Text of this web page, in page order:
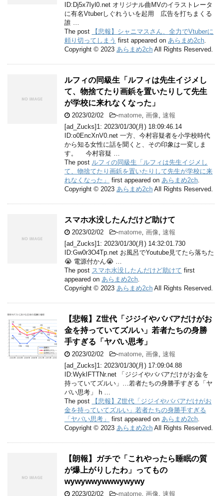
ID:Dj5x7Iyl0.net オリジナル曲MVのイラストレータ
に有名Vtuberしぐれういを起用 広告を打ちまくる
誰 …
The post
【悲報】シャニマスさん、全力でVtuberに
頼り切ってしまう first appeared on あらまめ2ch
Copyright © 2023 あらまめ2ch All Rights Reserved.
ルフィの同級生「ルフィは先生イジメし
て、物捨てたり画鋲を置いたりして先生
が学校に来れなくなった」
2023/02/02 -matome 画像 速報
[ad_Zucks]1: 2023/01/30(月) 18:09:46.14
ID:o0EncXnV0.net 一方、今村容疑者を小学校時代
から知る女性に話を聞くと、その印象は一変しま
す。 今村容疑 …
The post ルフィの同級生「ルフィは先生イジメし
て、物捨てたり画鋲を置いたりして先生が学校に来
れなくなった」
first appeared on あらまめ2ch
Copyright © 2023 あらまめ2ch All Rights Reserved.
スマホ水没したんだけど助けて
2023/02/02 -matome 画像 速報
[ad_Zucks]1: 2023/01/30(月) 14:32:01.730
ID:Gw0r3O4Tp.net お風呂でYoutube見てたら落ちた
😭 電源付かん😭 …
The post スマホ水没したんだけど助けて first
appeared on あらまめ2ch
Copyright © 2023 あらまめ2ch All Rights Reserved.
【悲報】Z世代「ジジイやババアだけがお
金を持っていてズルい」若者たちの身勝
手すぎる「ヤバい思考」
2023/02/02 -matome 画像 速報
[ad_Zucks]1: 2023/01/30(月) 17:09:04.88
ID:WykIFTTNr.net 「ジジイやババアだけがお金を
持っていてズルい」…若者たちの身勝手すぎる「ヤ
バい思考」 h …
The post
【悲報】Z世代「ジジイやババアだけがお
金を持っていてズルい」若者たちの身勝手すぎる
「ヤバい思考」
first appeared on あらまめ2ch
Copyright © 2023 あらまめ2ch All Rights Reserved.
【朗報】ガチで「これやったら睡眠の質
が爆上がりしたわ」ってもの
wywywwywwwywywy
2023/02/02 -matome 画像 速報